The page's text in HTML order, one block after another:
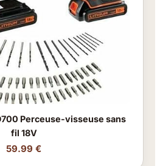
Perceuse-visseuse sans
fil 18V
59.99 €